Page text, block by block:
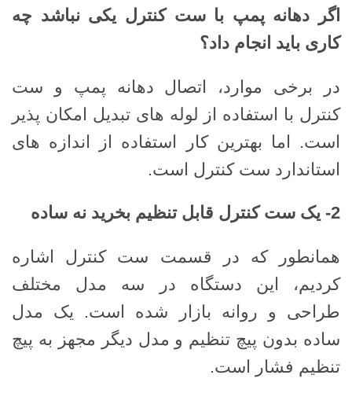
اگر دهانه پمپ با ست کنترل یکی نباشد چه
کاری باید انجام داد؟
در برخی موارد، اتصال دهانه پمپ و ست
کنترل با استفاده از لوله های تبدیل امکان پذیر
است. اما بهترین کار استفاده از اندازه های
استاندارد ست کنترل است.
2- یک ست کنترل قابل تنظیم بخرید نه ساده
همانطور که در قسمت ست کنترل اشاره
کردیم، این دستگاه در سه مدل مختلف
طراحی و روانه بازار شده است. یک مدل
ساده بدون پیچ تنظیم و مدل دیگر مجهز به پیچ
تنظیم فشار است.